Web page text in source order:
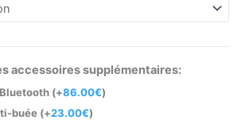
accessoires supplémentaires:
(+86.00€)
buée (+23.00€)